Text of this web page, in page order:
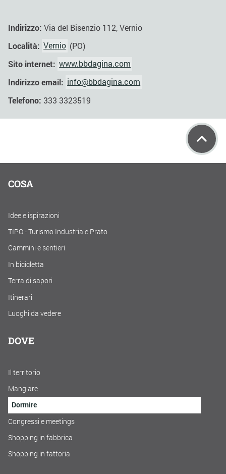
Indirizzo: Via del Bisenzio 112, Vernio
Località: Vernio (PO)
Sito internet: www.bbdagina.com
Indirizzo email: info@bbdagina.com
Telefono: 333 3323519
COSA
Idee e ispirazioni
TIPO - Turismo Industriale Prato
Cammini e sentieri
In bicicletta
Terra di sapori
Itinerari
Luoghi da vedere
DOVE
Il territorio
Mangiare
Dormire
Congressi e meetings
Shopping in fabbrica
Shopping in fattoria